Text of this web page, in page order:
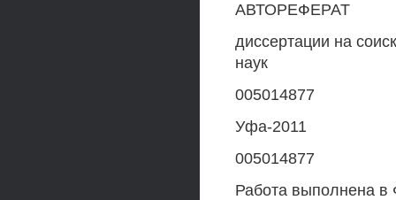
АВТОРЕФЕРАТ
диссертации на
наук
005014877
Уфа-2011
005014877
Работа выполнена